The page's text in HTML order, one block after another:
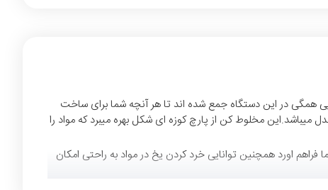
و قدرت و کارایی همگی در این دستگاه جمع شده اند تا هر آنچه شما برای ساخت
میباشد.این مخلوط کن از پارچ کوزه ای شکل بهره میبرد که مواد را
اورد همچنین توانایی خرد کردن یخ در مواد به راحتی امکان